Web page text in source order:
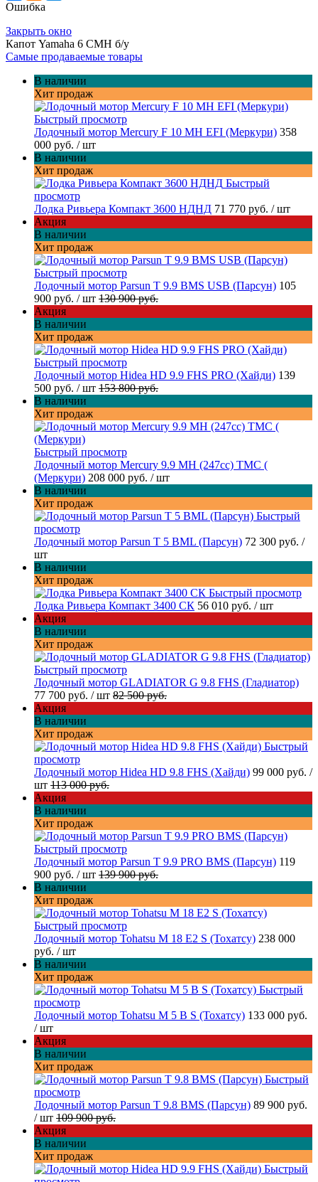
Ошибка
Закрыть окно
Капот Yamahа 6 CMH б/у
Самые продаваемые товары
В наличии
Хит продаж
Быстрый просмотр
Лодочный мотор Mercury F 10 MH EFI (Меркури) 358
000 руб. / шт
В наличии
Хит продаж
Быстрый
просмотр
Лодка Ривьера Компакт 3600 НДНД 71 770 руб. / шт
Акция
В наличии
Хит продаж
Быстрый просмотр
Лодочный мотор Parsun T 9.9 BMS USB (Парсун) 105
900 руб. / шт 130 900 руб.
Акция
В наличии
Хит продаж
Быстрый просмотр
Лодочный мотор Hidea HD 9.9 FHS PRO (Хайди) 139
500 руб. / шт 153 800 руб.
В наличии
Хит продаж
Быстрый просмотр
Лодочный мотор Mercury 9.9 МН (247cc) TMC (
(Меркури) 208 000 руб. / шт
В наличии
Хит продаж
Быстрый
просмотр
Лодочный мотор Parsun T 5 BML (Парсун) 72 300 руб. /
шт
В наличии
Хит продаж
Быстрый просмотр
Лодка Ривьера Компакт 3400 СК 56 010 руб. / шт
Акция
В наличии
Хит продаж
Быстрый просмотр
Лодочный мотор GLADIATOR G 9.8 FHS (Гладиатор)
77 700 руб. / шт 82 500 руб.
Акция
В наличии
Хит продаж
Быстрый
просмотр
Лодочный мотор Hidea HD 9.8 FHS (Хайди) 99 000 руб. /
шт 113 000 руб.
Акция
В наличии
Хит продаж
Быстрый просмотр
Лодочный мотор Parsun T 9.9 PRO BMS (Парсун) 119
900 руб. / шт 139 900 руб.
В наличии
Хит продаж
Быстрый просмотр
Лодочный мотор Tohatsu M 18 E2 S (Тохатсу) 238 000
руб. / шт
В наличии
Хит продаж
Быстрый
просмотр
Лодочный мотор Tohatsu M 5 B S (Тохатсу) 133 000 руб.
/ шт
Акция
В наличии
Хит продаж
Быстрый
просмотр
Лодочный мотор Parsun T 9.8 BMS (Парсун) 89 900 руб.
/ шт 109 900 руб.
Акция
В наличии
Хит продаж
Быстрый